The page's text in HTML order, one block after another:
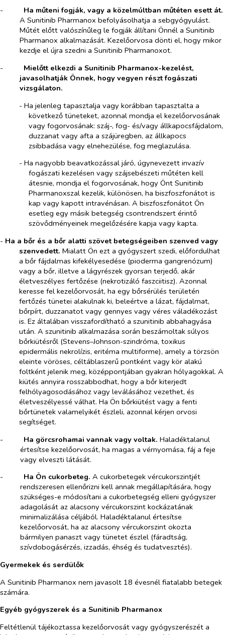
-​
Ha műteni fogják, vagy a közelmúltban műtéten esett át.
A Sunitinib Pharmanox befolyásolhatja a sebgyógyulást.
Műtét előtt valószínűleg le fogják állítani Önnél a Sunitinib
Pharmanox alkalmazását. Kezelőorvosa dönti el, hogy mikor
kezdje el újra szedni a Sunitinib Pharmanoxot.
-​
Mielőtt elkezdi a Sunitinib Pharmanox-kezelést,
javasolhatják Önnek, hogy vegyen részt fogászati
vizsgálaton.
-​ Ha jelenleg tapasztalja vagy korábban tapasztalta a
következő tüneteket, azonnal mondja el kezelőorvosának
vagy fogorvosának: száj-, fog- és/vagy állkapocsfájdalom,
duzzanat vagy afta a szájüregben, az állkapocs
zsibbadása vagy elnehezülése, fog meglazulása.
-​ Ha nagyobb beavatkozással járó, úgynevezett invazív
fogászati kezelésen vagy szájsebészeti műtéten kell
átesnie, mondja el fogorvosának, hogy Önt Sunitinib
Pharmanoxszal kezelik, különösen, ha biszfoszfonátot is
kap vagy kapott intravénásan. A biszfoszfonátot Ön
esetleg egy másik betegség csontrendszert érintő
szövődményeinek megelőzésére kapja vagy kapta.
- Ha a bőr és a bőr alatti szövet betegségeiben szenved vagy
szenvedett. Mialatt Ön ezt a gyógyszert szedi, előfordulhat
a bőr fájdalmas kifekélyesedése (pioderma gangrenózum)
vagy a bőr, illetve a lágyrészek gyorsan terjedő, akár
életveszélyes fertőzése (nekrotizáló faszciitisz). Azonnal
keresse fel kezelőorvosát, ha egy bőrsérülés területén
fertőzés tünetei alakulnak ki, beleértve a lázat, fájdalmat,
bőrpírt, duzzanatot vagy gennyes vagy véres váladékozást
is. Ez általában visszafordítható a szunitinib abbahagyása
után. A szunitinib alkalmazása során beszámoltak súlyos
bőrkiütésről (Stevens–Johnson-szindróma, toxikus
epidermális nekrolízis, eritéma multiforme), amely a törzsön
eleinte vöröses, céltáblaszerű pontként vagy kör alakú
foltként jelenik meg, középpontjában gyakran hólyagokkal. A
kiütés annyira rosszabbodhat, hogy a bőr kiterjedt
felhólyagosodásához vagy leválásához vezethet, és
életveszélyessé válhat. Ha Ön bőrkiütést vagy a fenti
bőrtünetek valamelyikét észleli, azonnal kérjen orvosi
segítséget.
-​
Ha görcsrohamai vannak vagy voltak. Haladéktalanul
értesítse kezelőorvosát, ha magas a vérnyomása, fáj a feje
vagy elveszti látását.
-​
Ha Ön cukorbeteg. A cukorbetegek vércukorszintjét
rendszeresen ellenőrizni kell annak megállapítására, hogy
szükséges-e módosítani a cukorbetegség elleni gyógyszer
adagolását az alacsony vércukorszint kockázatának
minimalizálása céljából. Haladéktalanul értesítse
kezelőorvosát, ha az alacsony vércukorszint okozta
bármilyen panaszt vagy tünetet észlel (fáradtság,
szívdobogásérzés, izzadás, éhség és tudatvesztés).
Gyermekek és serdülők
A Sunitinib Pharmanox nem javasolt 18 évesnél fiatalabb betegek
számára.
Egyéb gyógyszerek és a Sunitinib Pharmanox
Feltétlenül tájékoztassa kezelőorvosát vagy gyógyszerészét a